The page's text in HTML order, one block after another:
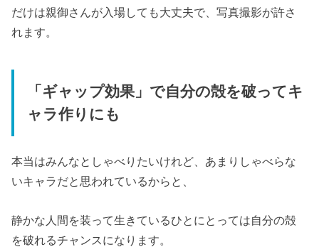
だけは親御さんが入場しても大丈夫で、写真撮影が許さ
れます。
「ギャップ効果」で自分の殻を破ってキ
ャラ作りにも
本当はみんなとしゃべりたいけれど、あまりしゃべらな
いキャラだと思われているからと、
静かな人間を装って生きているひとにとっては自分の殻
を破れるチャンスになります。